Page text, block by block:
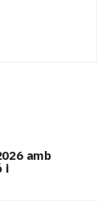
amb
i